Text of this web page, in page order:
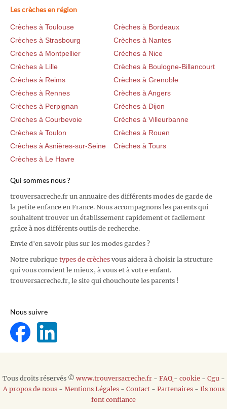
Les crèches en région
Crèches à Toulouse
Crèches à Bordeaux
Crèches à Strasbourg
Crèches à Nantes
Crèches à Montpellier
Crèches à Nice
Crèches à Lille
Crèches à Boulogne-Billancourt
Crèches à Reims
Crèches à Grenoble
Crèches à Rennes
Crèches à Angers
Crèches à Perpignan
Crèches à Dijon
Crèches à Courbevoie
Crèches à Villeurbanne
Crèches à Toulon
Crèches à Rouen
Crèches à Asnières-sur-Seine
Crèches à Tours
Crèches à Le Havre
Qui sommes nous ?
trouversacreche.fr un annuaire des différents modes de garde de
la petite enfance en France. Nous accompagnons les parents qui
souhaitent trouver un établissement rapidement et facilement
grâce à nos différents outils de recherche.
Envie d'en savoir plus sur les modes gardes ?
Notre rubrique types de crèches vous aidera à choisir la structure
qui vous convient le mieux, à vous et à votre enfant.
trouversacreche.fr, le site qui chouchoute les parents !
Nous suivre
Tous droits réservés © www.trouversacreche.fr- FAQ- cookie- Cgu-
A propos de nous- Mentions Légales- Contact- Partenaires- Ils nous
font confiance